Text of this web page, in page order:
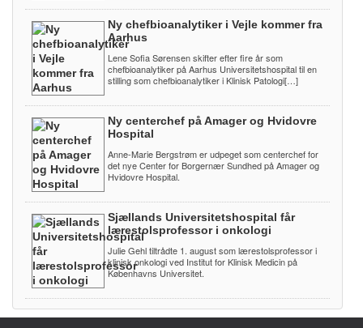
Ny chefbioanalytiker i Vejle kommer fra
Aarhus
Lene Sofia Sørensen skifter efter fire år som
chefbioanalytiker på Aarhus Universitetshospital til en
stilling som chefbioanalytiker i Klinisk Patologi[…]
Ny centerchef på Amager og Hvidovre
Hospital
Anne-Marie Bergstrøm er udpeget som centerchef for
det nye Center for Borgernær Sundhed på Amager og
Hvidovre Hospital.
Sjællands Universitetshospital får
lærestolsprofessor i onkologi
Julie Gehl tiltrådte 1. august som lærestolsprofessor i
klinisk onkologi ved Institut for Klinisk Medicin på
Københavns Universitet.